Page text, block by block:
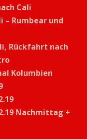
Cali
– Rumbear und
Rückfahrt nach
Kolumbien
Nachmittag +